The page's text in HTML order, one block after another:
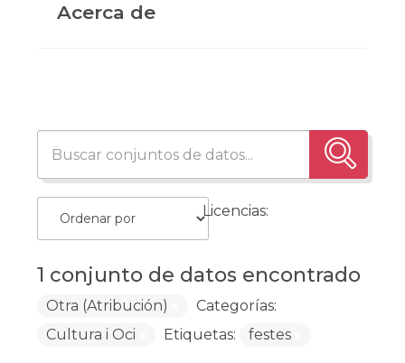
Acerca de
1 conjunto de datos encontrado
Licencias:
Otra (Atribución)
Categorías:
Cultura i Oci
Etiquetas: festes